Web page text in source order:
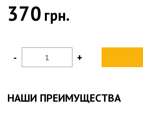
370 грн.
+
-
НАШИ ПРЕИМУЩЕСТВА